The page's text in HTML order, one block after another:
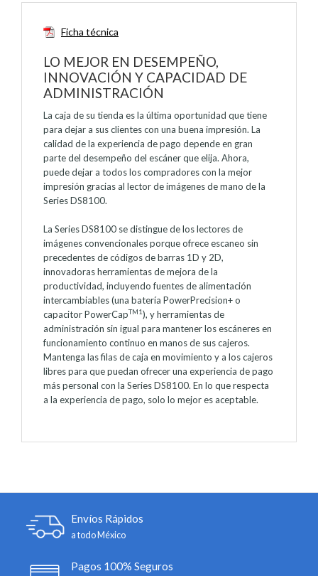
Ficha técnica
LO MEJOR EN DESEMPEÑO,
INNOVACIÓN Y CAPACIDAD DE
ADMINISTRACIÓN
La caja de su tienda es la última oportunidad que tiene
para dejar a sus clientes con una buena impresión. La
calidad de la experiencia de pago depende en gran
parte del desempeño del escáner que elija. Ahora,
puede dejar a todos los compradores con la mejor
impresión gracias al lector de imágenes de mano de la
Series DS8100.
La Series DS8100 se distingue de los lectores de
imágenes convencionales porque ofrece escaneo sin
precedentes de códigos de barras 1D y 2D,
innovadoras herramientas de mejora de la
productividad, incluyendo fuentes de alimentación
intercambiables (una batería PowerPrecision+ o
capacitor PowerCapTM1), y herramientas de
administración sin igual para mantener los escáneres en
funcionamiento continuo en manos de sus cajeros.
Mantenga las filas de caja en movimiento y a los cajeros
libres para que puedan ofrecer una experiencia de pago
más personal con la Series DS8100. En lo que respecta
a la experiencia de pago, solo lo mejor es aceptable.
Envíos Rápidos
a todo México
Pagos 100% Seguros